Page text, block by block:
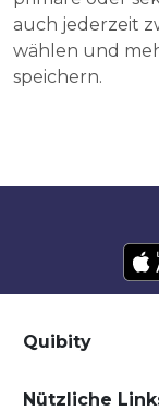
auch jederzeit
wählen und
speichern.
Quibity
Nützliche